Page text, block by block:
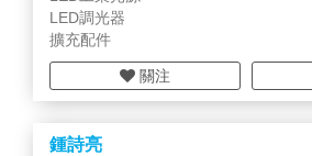
LED調光器
擴充配件
關注
鍾詩亮